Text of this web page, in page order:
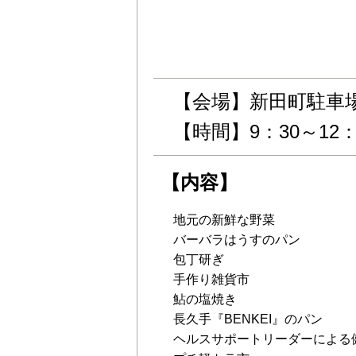
【会場】新田町駐車
【時間】9：30～12
【内容】
地元の新鮮な野菜
バーバラはうすのパン
包丁研ぎ
手作り雑貨市
鮎の塩焼き
長久手『BENKEI』のパン
ヘルスサポートリーダーによる